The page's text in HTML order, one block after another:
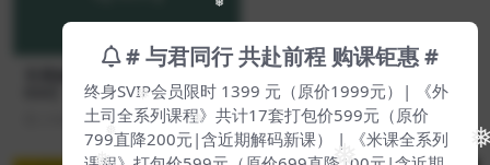
❅
❅
❅ ❅
百度贴吧引流最全实战【Bg-0
14 9
# 与君同行 共赴前程 购课钜惠 #
终身SVIP会员限时 1399 元（原价1999元）| 《外
土司全系列课程》共计17套打包价599元（原价
799直降200元|含近期解码新课） | 《米课全系列
课程》打包价599元（原价699直降100元|含近期